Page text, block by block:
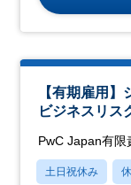
【有期雇用
ビジネスリス
PwC Japan有限
土日祝休み